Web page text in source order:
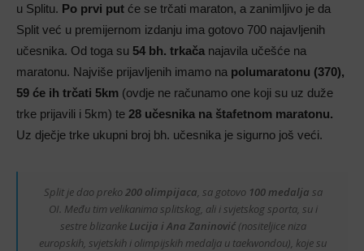
u Splitu. Po prvi put će se trčati maraton, a zanimljivo je da
Split već u premijernom izdanju ima gotovo 700 najavljenih
učesnika. Od toga su 54 bh. trkača najavila učešće na
maratonu. Najviše prijavljenih imamo na polumaratonu (370),
59 će ih trčati 5km (ovdje ne računamo one koji su uz duže
trke prijavili i 5km) te 28 učesnika na štafetnom maratonu.
Uz dječje trke ukupni broj bh. učesnika je sigurno još veći.
Split je dao preko200 olimpijaca, sa gotovo 100 medalja sa
OI. Među tim velikanima splitskog, ali i svjetskog sporta, su i
sestre blizanke Lucija i Ana Zaninović(nositeljice niza
europskih, svjetskih i olimpijskih medalja u taekwondou), koje su